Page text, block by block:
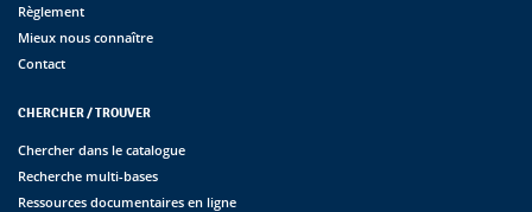
Règlement
Mieux nous connaître
Contact
CHERCHER / TROUVER
Chercher dans le catalogue
Recherche multi-bases
Ressources documentaires en ligne